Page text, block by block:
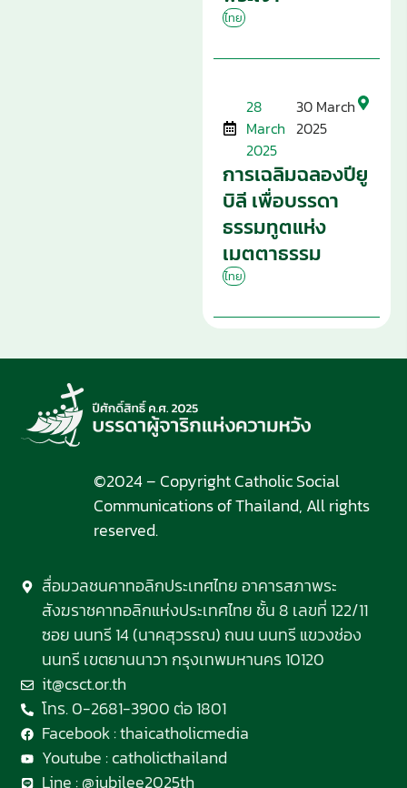
ไทย
28
March
2025
30 March
2025
การเฉลิมฉลองปียู
บิลี เพื่อบรรดา
ธรรมทูตแห่ง
เมตตาธรรม
ไทย
©2024 – Copyright Catholic Social
Communications of Thailand, All rights
reserved.
สื่อมวลชนคาทอลิกประเทศไทย อาคารสภาพระ
สังฆราชคาทอลิกแห่งประเทศไทย ชั้น 8 เลขที่ 122/11
ซอย นนทรี 14 (นาคสุวรรณ) ถนน นนทรี แขวงช่อง
นนทรี เขตยานนาวา กรุงเทพมหานคร 10120
it@csct.or.th
โทร. 0-2681-3900 ต่อ 1801
Facebook : thaicatholicmedia
Youtube : catholicthailand
Line : @jubilee2025th